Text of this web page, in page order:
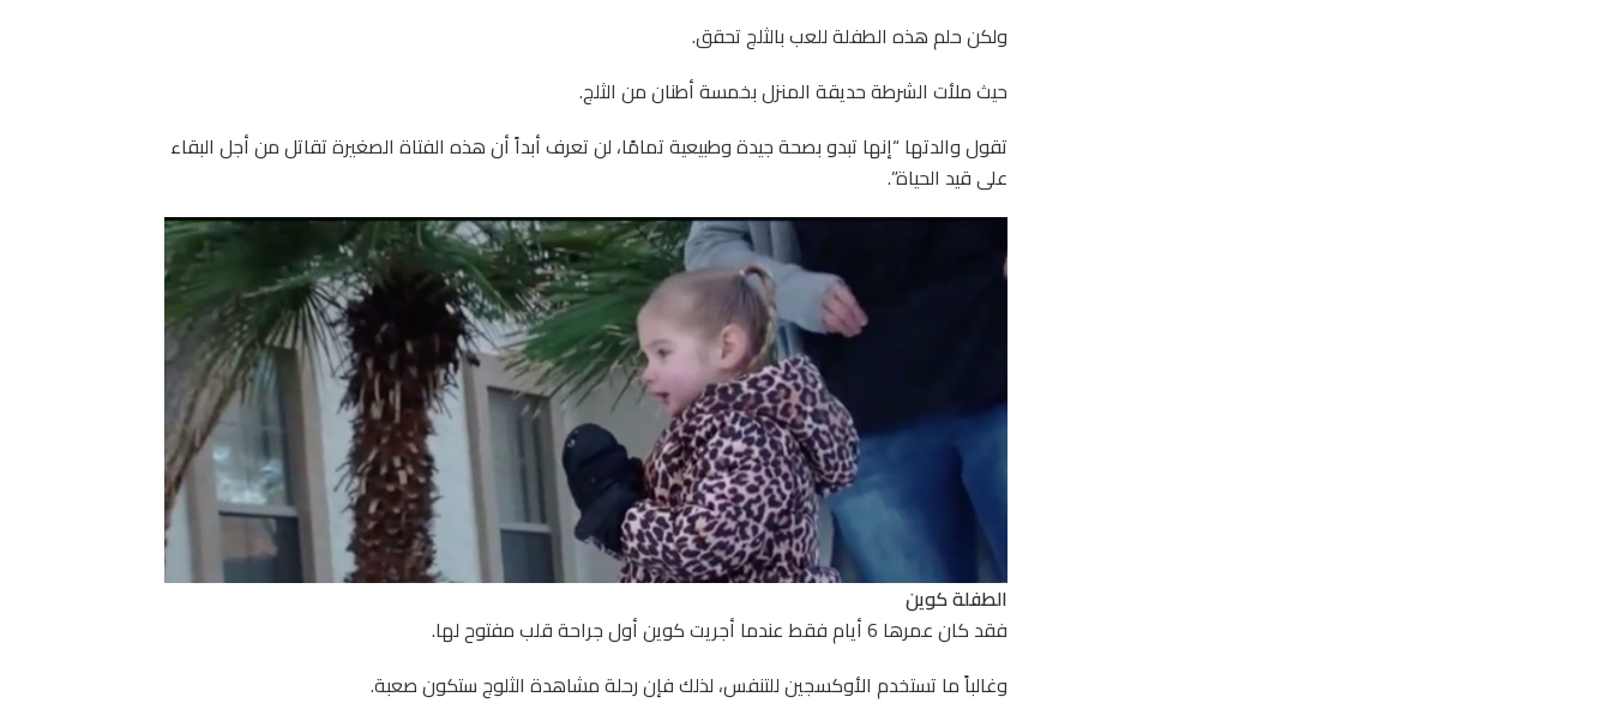
ولكن حلم هذه الطفلة للعب بالثلج تحقق.
حيث ملأت الشرطة حديقة المنزل بخمسة أطنان من الثلج.
تقول والدتها “إنها تبدو بصحة جيدة وطبيعية تمامًا، لن تعرف أبداً أن هذه الفتاة الصغيرة تقاتل من أجل البقاء
على قيد الحياة”.
الطفلة كوين
فقد كان عمرها 6 أيام فقط عندما أجريت كوين أول جراحة قلب مفتوح لها.
وغالباً ما تستخدم الأوكسجين للتنفس، لذلك فإن رحلة مشاهدة الثلوج ستكون صعبة.